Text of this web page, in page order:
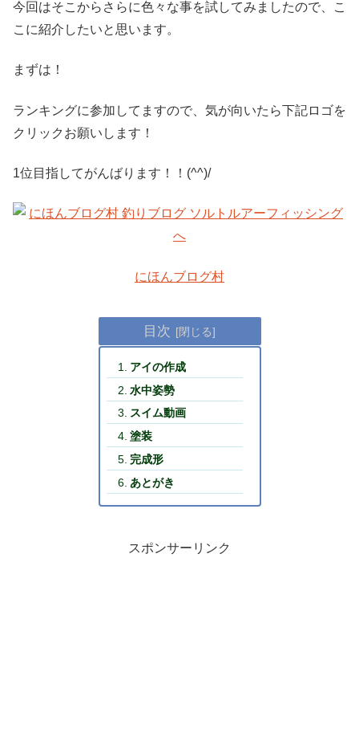
今回はそこからさらに色々な事を試してみましたので、こ
こに紹介したいと思います。
まずは！
ランキングに参加してますので、気が向いたら下記ロゴを
クリックお願いします！
1位目指してがんばります！！(^^)/
にほんブログ村
目次
アイの作成
水中姿勢
スイム動画
塗装
完成形
あとがき
スポンサーリンク